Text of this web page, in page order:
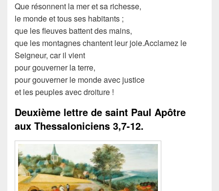
Que résonnent la mer et sa richesse,
le monde et tous ses habitants ;
que les fleuves battent des mains,
que les montagnes chantent leur joie.Acclamez le
Seigneur, car il vient
pour gouverner la terre,
pour gouverner le monde avec justice
et les peuples avec droiture !
Deuxième lettre de saint Paul Apôtre
aux Thessaloniciens 3,7-12.